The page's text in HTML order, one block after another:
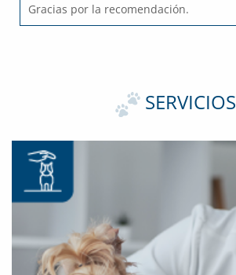
Gracias por la recomendación.
SERVICIOS